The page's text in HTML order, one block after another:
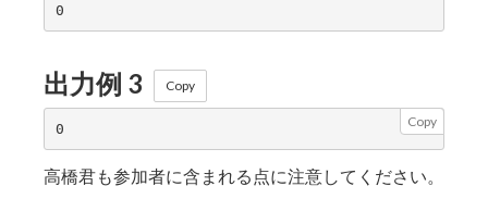
出力例 3 Copy
Copy
高橋君も参加者に含まれる点に注意してください。